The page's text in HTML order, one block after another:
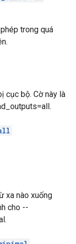
trong quá
cục bộ. Cờ này là
xa nào xuống
cho --